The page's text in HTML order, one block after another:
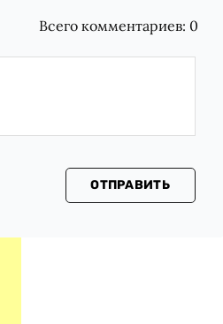
Всего комментариев: 0
ОТПРАВИТЬ